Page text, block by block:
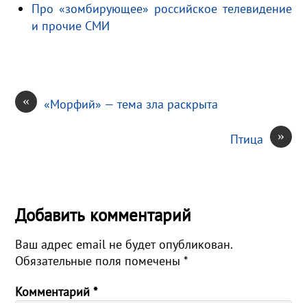
Про «зомбирующее» российское телевидение
и прочие СМИ
« «Морфий» — тема зла раскрыта
»
Птица
Добавить комментарий
Ваш адрес email не будет опубликован.
Обязательные поля помечены*
Комментарий*